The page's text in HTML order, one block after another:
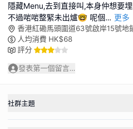
隱藏Menu,去到直接叫,本身仲想要
不過啱啱整緊未出爐🤓 呢個... 更多
香港紅磡馬頭圍道63號啟岸15號地
人均消費 HK$68
評分
發表第一個留言...
社群主題